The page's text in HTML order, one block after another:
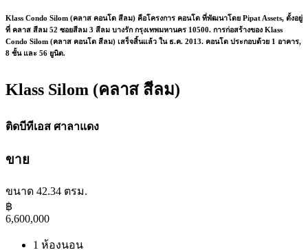
Klass Condo Silom (คลาส คอนโด สีลม) คือโครงการ คอนโด ที่พัฒนาโดย Pipat Assets, ตั้งอยู่
ที่ คลาส สีลม 52 ซอยสีลม 3 สีลม บางรัก กรุงเทพมหานคร 10500. การก่อสร้างของ Klass
Condo Silom (คลาส คอนโด สีลม) เสร็จสิ้นแล้ว ใน ธ.ค. 2013. คอนโด ประกอบด้วย 1 อาคาร,
8 ชั้น และ 56 ยูนิต.
Klass Silom (คลาส สีลม)
ติดบีทีเอส ศาลาแดง
ขาย
ขนาด 42.34 ตรม.
฿
6,600,000
1 ห้องนอน